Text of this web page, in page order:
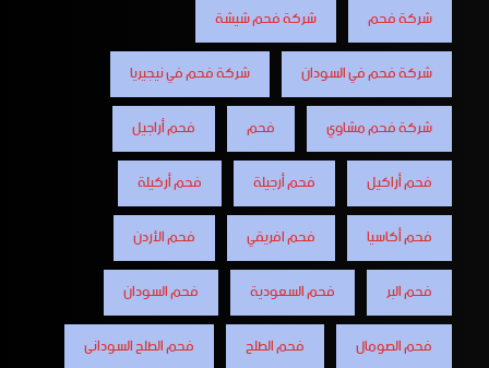
شركة فحم
شركة فحم شيشة
شركة فحم في السودان
شركة فحم في نيجيريا
شركة فحم مشاوي
فحم
فحم أراجيل
فحم أراكيل
فحم أرجيلة
فحم أركيلة
فحم أكاسيا
فحم افريقي
فحم الأردن
فحم البر
فحم السعودية
فحم السودان
فحم الصومال
فحم الطلح
فحم الطلح السودانى